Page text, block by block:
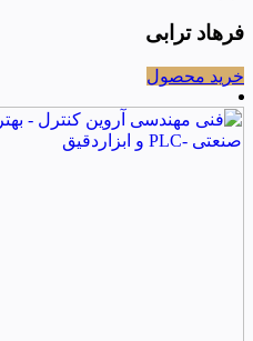
فرهاد ترابی
خرید محصول